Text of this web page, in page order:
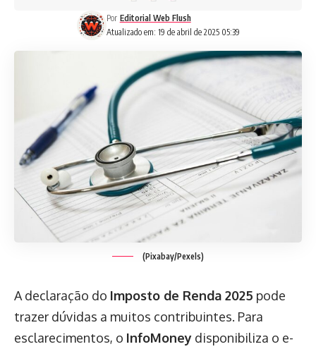
Atualizado em: 19 de abril de 2025 05:39
Por Editorial Web Flush
(Pixabay/Pexels)
A declaração do Imposto de Renda 2025 pode
trazer dúvidas a muitos contribuintes. Para
esclarecimentos, o InfoMoney disponibiliza o e-